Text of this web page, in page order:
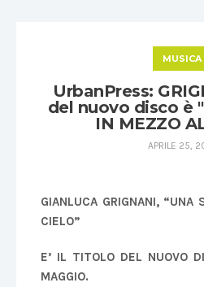
MUSICA
UrbanPress:
del nuovo disco è
IN MEZZO
APRILE 25,
GIANLUCA GRIGNANI, “UNA
CIELO”
E’ IL TITOLO DEL NUOVO
MAGGIO.